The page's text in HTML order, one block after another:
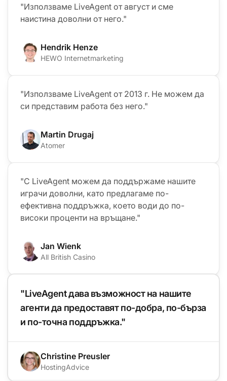
"Използваме LiveAgent от август и сме
наистина доволни от него."
Hendrik Henze
HEWO Internetmarketing
"Използваме LiveAgent от 2013 г. Не можем да
си представим работа без него."
Martin Drugaj
Atomer
"С LiveAgent можем да поддържаме нашите
играчи доволни, като предлагаме по-
ефективна поддръжка, което води до по-
високи проценти на връщане."
Jan Wienk
All British Casino
"LiveAgent дава възможност на нашите
агенти да предоставят по-добра, по-бърза
и по-точна поддръжка."
Christine Preusler
HostingAdvice